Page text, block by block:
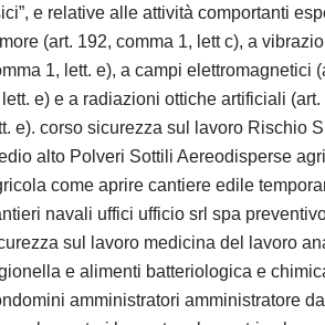
e relative alle attività comportanti
(art. 192, comma 1, lett c), a
1, lett. e), a campi elettromagnetici
e) e a radiazioni ottiche artificiali (art.
e). corso sicurezza sul lavoro Rischio
alto Polveri Sottili Aereodisperse
come aprire cantiere edile
navali uffici ufficio srl spa
sul lavoro medicina del lavoro
e alimenti batteriologica e
amministratori amministratore